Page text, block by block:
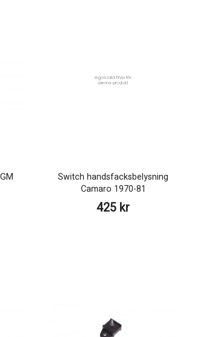
Switch handsfacksbelysning
Camaro 1970-81
425 kr